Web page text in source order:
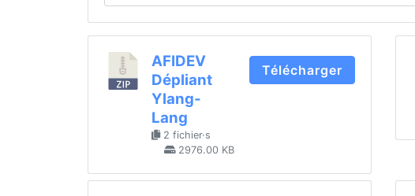
AFIDEV
Dépliant
Ylang-
Lang
2 fichier·s
2976.00 KB
Télécharger